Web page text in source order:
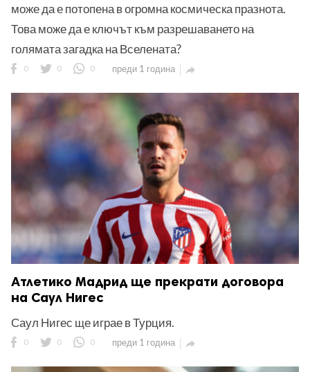
може да е потопена в огромна космическа празнота.
Това може да е ключът към разрешаването на
голямата загадка на Вселената?
0 0 0 преди 1 година 
Атлетико Мадрид ще прекрати договора
на Саул Нигес
Саул Нигес ще играе в Турция.
0 0 0 преди 1 година 